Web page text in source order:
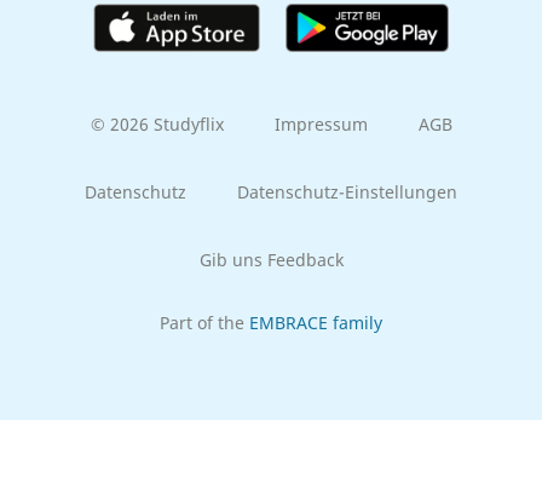
© 2026 Studyflix Impressum AGB
Datenschutz Datenschutz-Einstellungen
Gib uns Feedback
Part of the EMBRACE family